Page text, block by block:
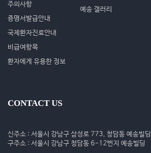
주의사항
증명서발급안내
국제환자진료안내
비급여항목
환자에게 유용한 정보
예송 갤러리
CONTACT US
신주소 : 서울시 강남구 삼성로 773, 청담동 예송빌딩
구주소 : 서울시 강남구 청담동 6-12번지 예송빌딩